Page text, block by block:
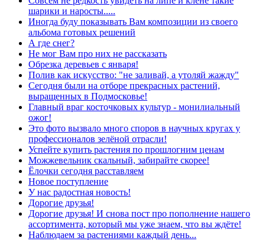
шарики и наросты.....
Иногда буду показывать Вам композиции из своего
альбома готовых решений
А где снег?
Не мог Вам про них не рассказать
Обрезка деревьев с января!
Полив как искусство: "не заливай, а утоляй жажду"
Сегодня были на отборе прекрасных растений,
выращенных в Подмосковье!
Главный враг косточковых культур - монилиальный
ожог!
Это фото вызвало много споров в научных кругах у
профессионалов зелёной отрасли!
Успейте купить растения по прошлогним ценам
Можжевельник скальный, забирайте скорее!
Ёлочки сегодня расставляем
Новое поступление
У нас радостная новость!
Дорогие друзья!
Дорогие друзья! И снова пост про пополнение нашего
ассортимента, который мы уже знаем, что вы ждёте!
Наблюдаем за растениями каждый день...